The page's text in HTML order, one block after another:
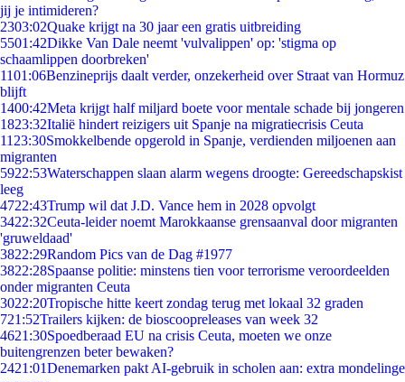
jij je intimideren?
2303:02Quake krijgt na 30 jaar een gratis uitbreiding
5501:42Dikke Van Dale neemt 'vulvalippen' op: 'stigma op
schaamlippen doorbreken'
1101:06Benzineprijs daalt verder, onzekerheid over Straat van Hormuz
blijft
1400:42Meta krijgt half miljard boete voor mentale schade bij jongeren
1823:32Italië hindert reizigers uit Spanje na migratiecrisis Ceuta
11 23:30Smokkelbende opgerold in Spanje, verdienden miljoenen aan
migranten
5922:53Waterschappen slaan alarm wegens droogte: Gereedschapskist
leeg
4722:43Trump wil dat J.D. Vance hem in 2028 opvolgt
3422:32Ceuta-leider noemt Marokkaanse grensaanval door migranten
'gruweldaad'
3822:29Random Pics van de Dag #1977
3822:28Spaanse politie: minstens tien voor terrorisme veroordeelden
onder migranten Ceuta
3022:20Tropische hitte keert zondag terug met lokaal 32 graden
721:52Trailers kijken: de bioscoopreleases van week 32
4621:30Spoedberaad EU na crisis Ceuta, moeten we onze
buitengrenzen beter bewaken?
2421:01Denemarken pakt AI-gebruik in scholen aan: extra mondelinge